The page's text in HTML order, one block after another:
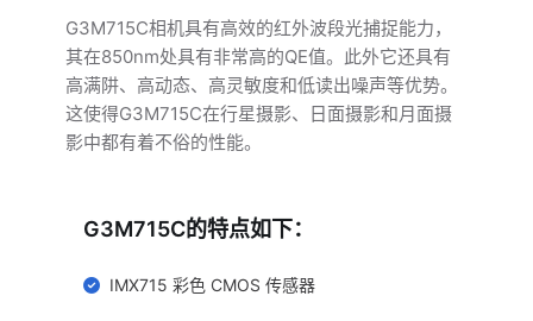
G3M715C相机具有高效的红外波段光捕捉能力，
其在850nm处具有非常高的QE值。此外它还具有
高满阱、高动态、高灵敏度和低读出噪声等优势。
这使得G3M715C在行星摄影、日面摄影和月面摄
影中都有着不俗的性能。
G3M715C的特点如下：
IMX715 彩色 CMOS 传感器